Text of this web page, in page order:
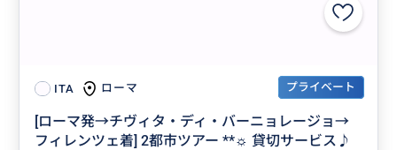
ITA ローマ プライベート
[ローマ発→チヴィタ・ディ・バーニョレージョ→
フィレンツェ着] 2都市ツアー **☼ 貸切サービス♪